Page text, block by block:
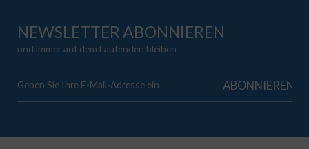
NEWSLETTER ABONNIEREN
und immer auf dem Laufenden bleiben